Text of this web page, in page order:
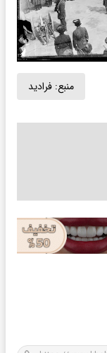
منبع: فرادید